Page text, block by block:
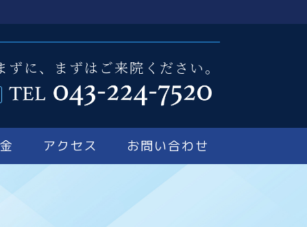
ずに、まずはご来院ください。
アクセス お問い合わせ